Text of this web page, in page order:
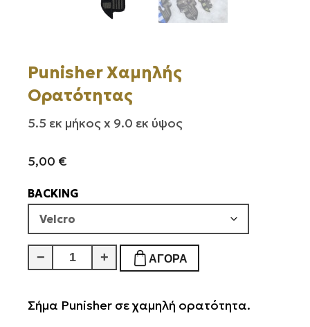
Punisher Χαμηλής
Ορατότητας
5.5 εκ μήκος x 9.0 εκ ύψος
5,00 €
BACKING
−
Punisher
Χαμηλής
ποσότητα
+ ΑΓΟΡΆ
Σήμα Punisher σε χαμηλή ορατότητα.